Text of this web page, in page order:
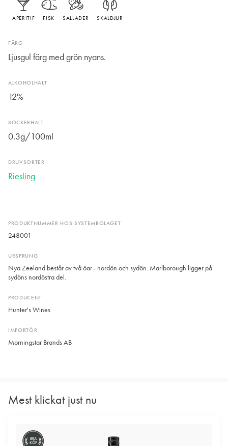
PRODUKTNUMMER HOS SYSTEMBOLAGET
248001
URSPRUNG
Nya Zeeland består av två öar - nordön och sydön. Marlborough ligger på
sydöns nordöstra del.
PRODUCENT
Hunter's Wines
IMPORTÖR
Morningstar Brands AB
APERITIF FISK SALLADER SKALDJUR
FÄRG
Ljusgul färg med grön nyans.
ALKOHOLHALT
12%
SOCKERHALT
0.3g/100ml
DRUVSORTER
Riesling
Mest klickat just nu
BRA
KÖP